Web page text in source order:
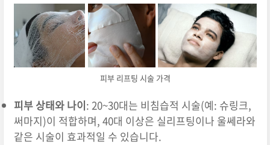
피부 리프팅 시술 가격
피부 상태와 나이: 20~30대는 비침습적 시술(예: 슈링크,
써마지)이 적합하며, 40대 이상은 실리프팅이나 울쎄라와
같은 시술이 효과적일 수 있습니다.